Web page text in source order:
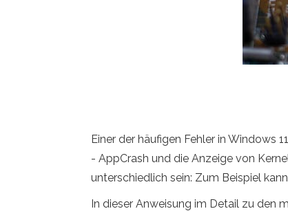
Einer der häufigen Fehler in Windows
- AppCrash und die Anzeige von
unterschiedlich sein: Zum Beispiel
In dieser Anweisung im Detail zu den